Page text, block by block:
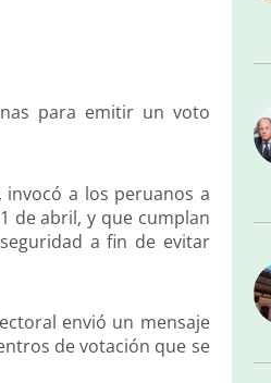
para emitir un voto
invocó a los peruanos a
de abril, y que cumplan
a fin de evitar
envió un mensaje
de votación que se